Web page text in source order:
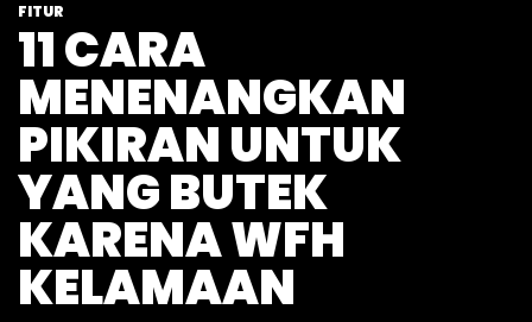
FITUR
11 CARA
MENENANGKAN
PIKIRAN UNTUK
YANG BUTEK
KARENA WFH
KELAMAAN